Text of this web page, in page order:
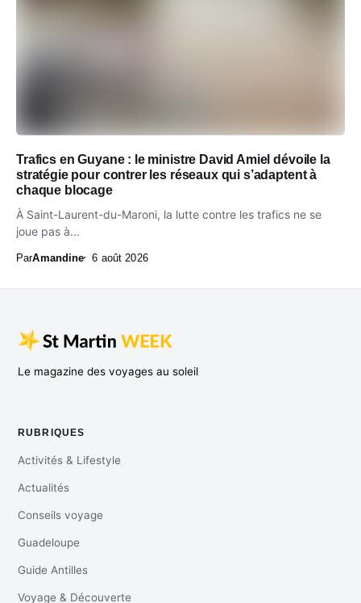
Trafics en Guyane : le ministre David Amiel dévoile la
stratégie pour contrer les réseaux qui s’adaptent à
chaque blocage
À Saint-Laurent-du-Maroni, la lutte contre les trafics ne se
joue pas à...
ParAmandine 6 août 2026
Le magazine des voyages au soleil
RUBRIQUES
Activités & Lifestyle
Actualités
Conseils voyage
Guadeloupe
Guide Antilles
Voyage & Découverte